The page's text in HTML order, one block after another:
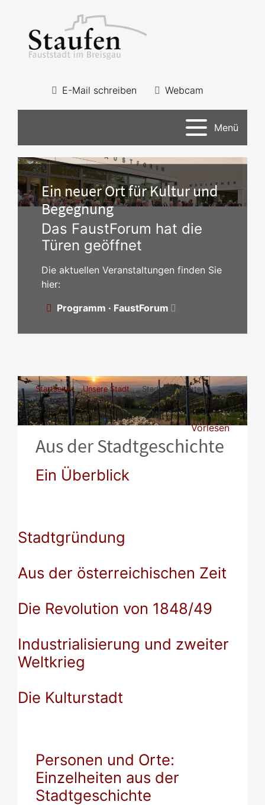
E-Mail schreiben Webcam
Menü
Ein neuer Ort für Kultur und
Begegnung
Das FaustForum hat die
Türen geöffnet
Die aktuellen Veranstaltungen finden Sie
hier:
Programm · FaustForum
Startseite Unsere Stadt Stadtgeschichte
Vorlesen
Aus der Stadtgeschichte
Ein Überblick
Stadtgründung
Aus der österreichischen Zeit
Die Revolution von 1848/49
Industrialisierung und zweiter
Weltkrieg
Die Kulturstadt
Personen und Orte:
Einzelheiten aus der
Stadtgeschichte